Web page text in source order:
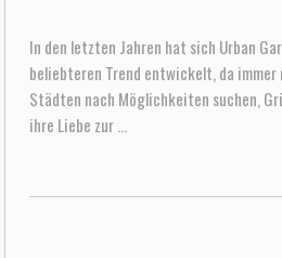
In den letzten Jahren hat sich Urban
beliebteren Trend entwickelt, da immer
Städten nach Möglichkeiten suchen,
ihre Liebe zur ...